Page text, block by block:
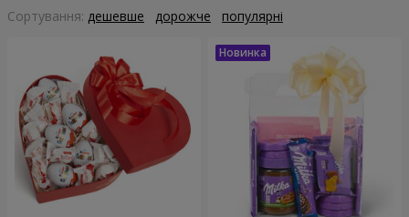
Сортування: дешевше дорожче популярні